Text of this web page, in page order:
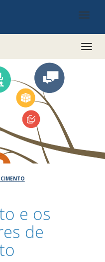
e os
de